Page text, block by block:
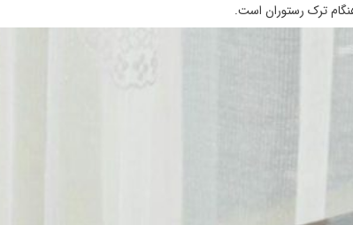
ترک رستوران است.